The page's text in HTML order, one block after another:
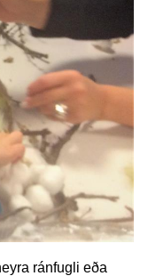
ránfugli eða